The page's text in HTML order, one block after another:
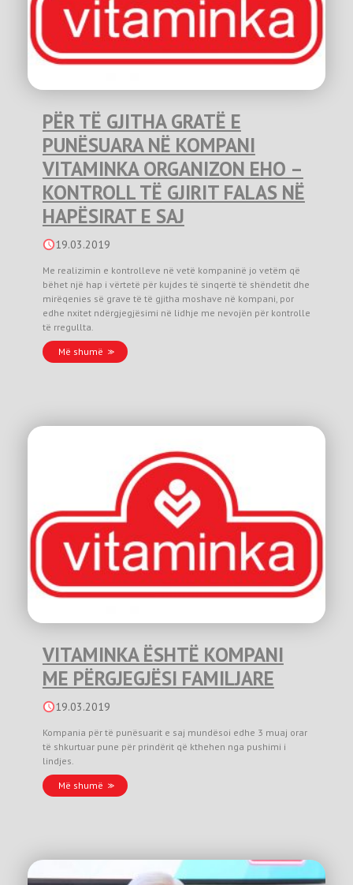
PËR TË GJITHA GRATË E
PUNËSUARA NË KOMPANI
VITAMINKA ORGANIZON EHO –
KONTROLL TË GJIRIT FALAS NË
HAPËSIRAT E SAJ
19.03.2019
Me realizimin e kontrolleve në vetë kompaninë jo vetëm që
bëhet një hap i vërtetë për kujdes të sinqertë të shëndetit dhe
mirëqenies së grave të të gjitha moshave në kompani, por
edhe nxitet ndërgjegjësimi në lidhje me nevojën për kontrolle
të rregullta.
Më shumë
VITAMINKA ËSHTË KOMPANI
ME PËRGJEGJËSI FAMILJARE
19.03.2019
Kompania për të punësuarit e saj mundësoi edhe 3 muaj orar
të shkurtuar pune për prindërit që kthehen nga pushimi i
lindjes.
Më shumë